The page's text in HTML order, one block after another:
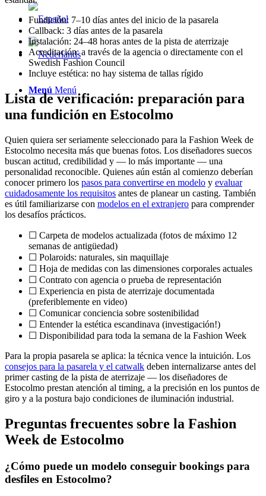
Menú Menú
Fundición: 7–10 días antes del inicio de la pasarela
Callback: 3 días antes de la pasarela
Instalación: 24–48 horas antes de la pista de aterrizaje
Acreditación: a través de la agencia o directamente con el
Swedish Fashion Council
Incluye estética: no hay sistema de tallas rígido
Lista de verificación: preparación para
una fundición en Estocolmo
Quien quiera ser seriamente seleccionado para la Fashion Week de
Estocolmo necesita más que buenas fotos. Los diseñadores suecos
buscan actitud, credibilidad y — lo más importante — una
personalidad reconocible. Quienes aún están al comienzo deberían
conocer primero los pasos para convertirse en modelo y evaluar
cuidadosamente los requisitos antes de planear un casting. También
es útil familiarizarse con modelos en el extranjero para comprender
los desafíos prácticos.
☐ Carpeta de modelos actualizada (fotos de máximo 12
semanas de antigüedad)
☐ Polaroids: naturales, sin maquillaje
☐ Hoja de medidas con las dimensiones corporales actuales
☐ Contrato con agencia o prueba de representación
☐ Experiencia en pista de aterrizaje documentada
(preferiblemente en video)
☐ Comunicar conciencia sobre sostenibilidad
☐ Entender la estética escandinava (investigación!)
☐ Disponibilidad para toda la semana de la Fashion Week
Para la propia pasarela se aplica: la técnica vence la intuición. Los
consejos para la pasarela y el catwalk deben internalizarse antes del
primer casting de la pista de aterrizaje — los diseñadores de
Estocolmo prestan atención al timing, a la precisión en los puntos de
giro y a la postura bajo condiciones de iluminación industrial.
Preguntas frecuentes sobre la Fashion
Week de Estocolmo
¿Cómo puede un modelo conseguir bookings para
desfiles en Estocolmo?